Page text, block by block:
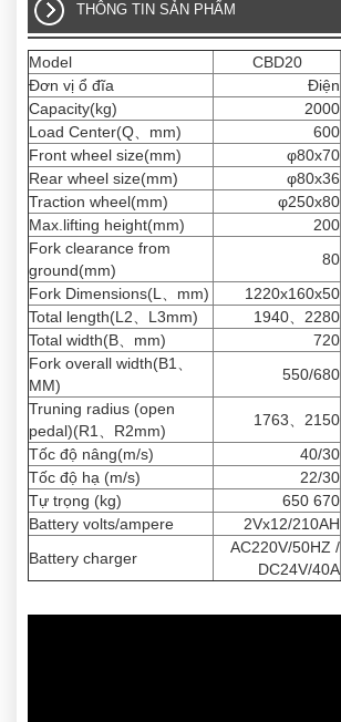
THÔNG TIN SẢN PHẨM
Model CBD20
Đơn vị ổ đĩa
Điện
Capacity(kg)
2000
Load Center(Q、mm)
600
Front wheel size(mm)
φ80x70
Rear wheel size(mm)
φ80x36
Traction wheel(mm)
φ250x80
Max.lifting height(mm)
200
Fork clearance from
ground(mm)
80
Fork Dimensions(L、mm)
1220x160x50
Total length(L2、L3mm)
1940、2280
Total width(B、mm)
720
Fork overall width(B1、
MM)
550/680
Truning radius (open
pedal)(R1、R2mm)
1763、2150
Tốc độ nâng(m/s)
40/30
Tốc độ hạ (m/s)
22/30
Tự trọng (kg)
650 670
Battery volts/ampere
2Vx12/210AH
Battery charger
AC220V/50HZ /
DC24V/40A